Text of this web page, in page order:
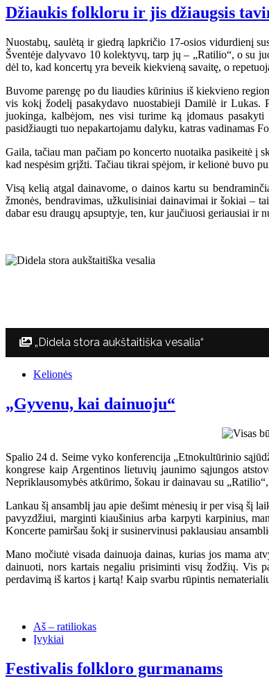
Džiaukis folkloru ir jis džiaugsis
Nuostabų, saulėtą ir giedrą lapkričio 17-osios vidurdienį
Šventėje dalyvavo 10 kolektyvų, tarp jų – „Ratilio“, o su
dėl to, kad koncertų yra beveik kiekvieną savaitę, o
Buvome parengę po du liaudies kūrinius iš kiekvieno
vis kokį žodelį pasakydavo nuostabieji Damilė ir Lukas.
juokinga, kalbėjom, nes visi turime ką įdomaus
pasidžiaugti tuo nepakartojamu dalyku, katras vadinamas
Gaila, tačiau man pačiam po koncerto nuotaika pasikeitė
kad nespėsim grįžti. Tačiau tikrai spėjom, ir kelionė buvo
Visą kelią atgal dainavome, o dainos kartu su
žmonės, bendravimas, užkulisiniai dainavimai ir šokiai –
dabar esu draugų apsuptyje, ten, kur jaučiuosi geriausiai ir
„Didela stora aukštaitiška vesalia“
Kelionės
„Gyvenu, kai dainuoju“
Spalio 24 d. Seime vyko konferencija „Etnokultūrinio
kongrese kaip Argentinos lietuvių jaunimo sąjungos
Nepriklausomybės atkūrimo, šokau ir dainavau su
Lankau šį ansamblį jau apie dešimt mėnesių ir per visą šį
pavyzdžiui, marginti kiaušinius arba karpyti karpinius,
Koncerte pamiršau šokį ir susinervinusi paklausiau
Mano močiutė visada dainuoja dainas, kurias jos mama
dainuoti, nors kartais negaliu prisiminti visų žodžių. Vis
perdavimą iš kartos į kartą! Kaip svarbu rūpintis
Aš – ratiliokas
Įvykiai
Festivalis folkloro gurmanams